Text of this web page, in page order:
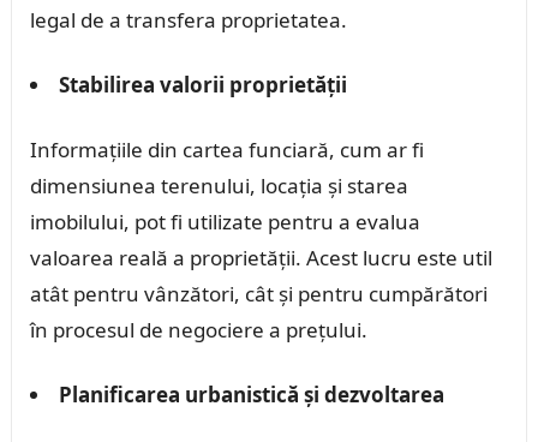
legal de a transfera proprietatea.
Stabilirea valorii proprietății
Informațiile din cartea funciară, cum ar fi
dimensiunea terenului, locația și starea
imobilului, pot fi utilizate pentru a evalua
valoarea reală a proprietății. Acest lucru este util
atât pentru vânzători, cât și pentru cumpărători
în procesul de negociere a prețului.
Planificarea urbanistică și dezvoltarea